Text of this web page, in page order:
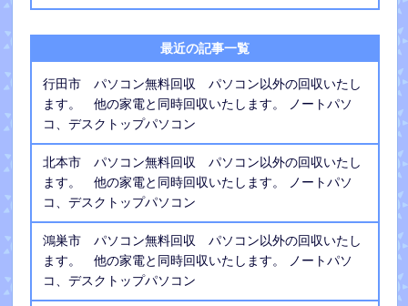
最近の記事一覧
行田市 パソコン無料回収 パソコン以外の回収いたし
ます。 他の家電と同時回収いたします。 ノートパソ
コ、デスクトップパソコン
北本市 パソコン無料回収 パソコン以外の回収いたし
ます。 他の家電と同時回収いたします。 ノートパソ
コ、デスクトップパソコン
鴻巣市 パソコン無料回収 パソコン以外の回収いたし
ます。 他の家電と同時回収いたします。 ノートパソ
コ、デスクトップパソコン